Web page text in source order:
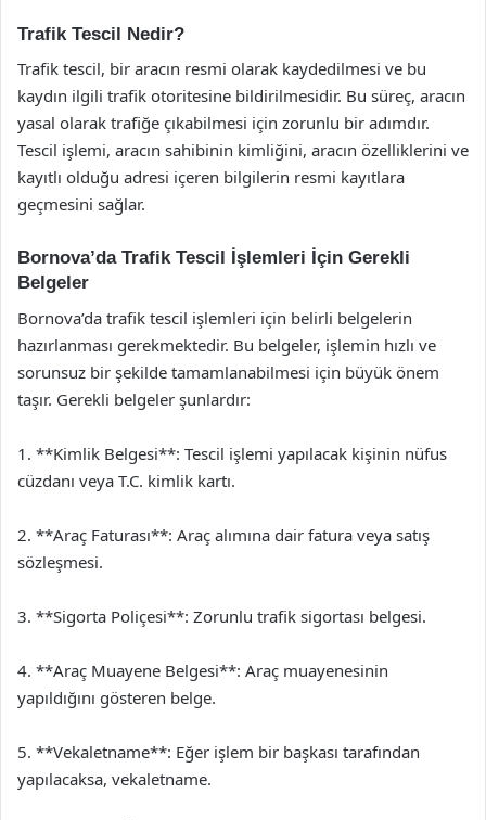
Trafik Tescil Nedir?
Trafik tescil, bir aracın resmi olarak kaydedilmesi ve bu
kaydın ilgili trafik otoritesine bildirilmesidir. Bu süreç, aracın
yasal olarak trafiğe çıkabilmesi için zorunlu bir adımdır.
Tescil işlemi, aracın sahibinin kimliğini, aracın özelliklerini ve
kayıtlı olduğu adresi içeren bilgilerin resmi kayıtlara
geçmesini sağlar.
Bornova’da Trafik Tescil İşlemleri İçin Gerekli
Belgeler
Bornova’da trafik tescil işlemleri için belirli belgelerin
hazırlanması gerekmektedir. Bu belgeler, işlemin hızlı ve
sorunsuz bir şekilde tamamlanabilmesi için büyük önem
taşır. Gerekli belgeler şunlardır:
1. **Kimlik Belgesi**: Tescil işlemi yapılacak kişinin nüfus
cüzdanı veya T.C. kimlik kartı.
2. **Araç Faturası**: Araç alımına dair fatura veya satış
sözleşmesi.
3. **Sigorta Poliçesi**: Zorunlu trafik sigortası belgesi.
4. **Araç Muayene Belgesi**: Araç muayenesinin
yapıldığını gösteren belge.
5. **Vekaletname**: Eğer işlem bir başkası tarafından
yapılacaksa, vekaletname.